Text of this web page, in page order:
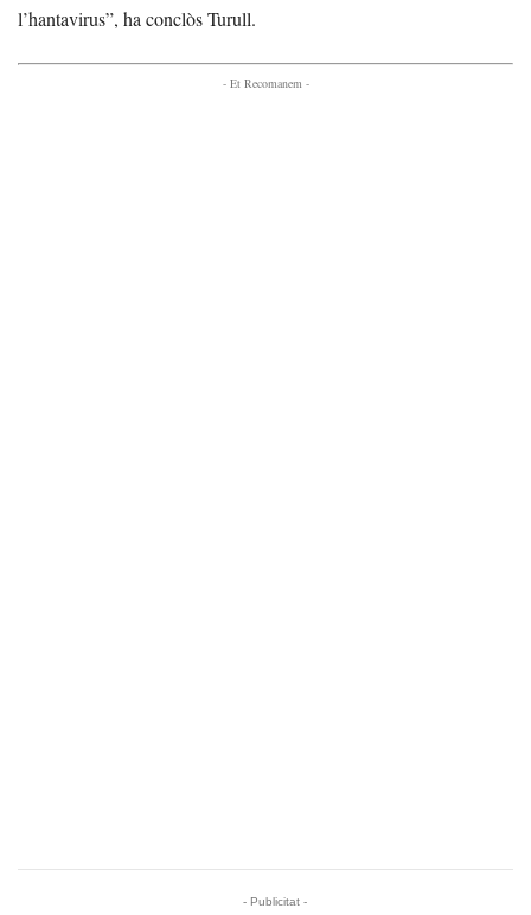
l’hantavirus”, ha conclòs Turull.
- Et Recomanem -
- Publicitat -